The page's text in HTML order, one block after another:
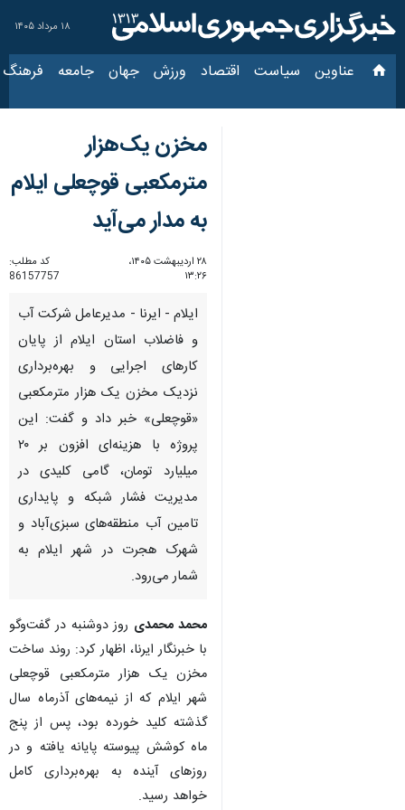
۱۸ مرداد ۱۴۰۵
عناوین‌ سیاست اقتصاد ورزش جهان جامعه فرهنگ
مخزن یک‌هزار
مترمکعبی قوچعلی ایلام
به مدار می‌آید
۲۸ اردیبهشت ۱۴۰۵،
۱۳:۲۶
کد مطلب:
86157757
ایلام - ایرنا - مدیرعامل شرکت آب
و فاضلاب استان ایلام از پایان
کارهای اجرایی و بهره‌برداری
نزدیک مخزن یک هزار مترمکعبی
«قوچعلی» خبر داد و گفت: این
پروژه با هزینه‌ای افزون بر ۲۰
میلیارد تومان، گامی کلیدی در
مدیریت فشار شبکه و پایداری
تامین آب منطقه‌های سبزی‌آباد و
شهرک هجرت در شهر ایلام به
شمار می‌رود.
محمد محمدی روز دوشنبه در گفت‌وگو
با خبرنگار ایرنا، اظهار کرد: روند ساخت
مخزن یک هزار مترمکعبی قوچعلی
شهر ایلام که از نیمه‌های آذرماه سال
گذشته کلید خورده بود، پس از پنج
ماه کوشش پیوسته پایانه یافته و در
روزهای آینده به بهره‌برداری کامل
خواهد رسید.